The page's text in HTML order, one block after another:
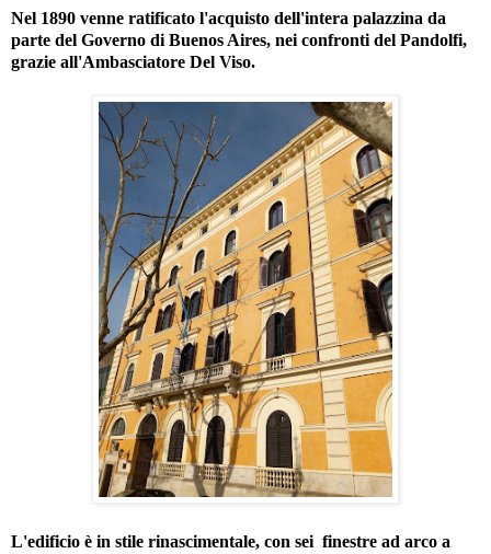
Nel 1890 venne ratificato l'acquisto dell'intera palazzina da
parte del Governo di Buenos Aires, nei confronti del Pandolfi,
grazie all'Ambasciatore Del Viso.
L'edificio è in stile rinascimentale, con sei finestre ad arco a